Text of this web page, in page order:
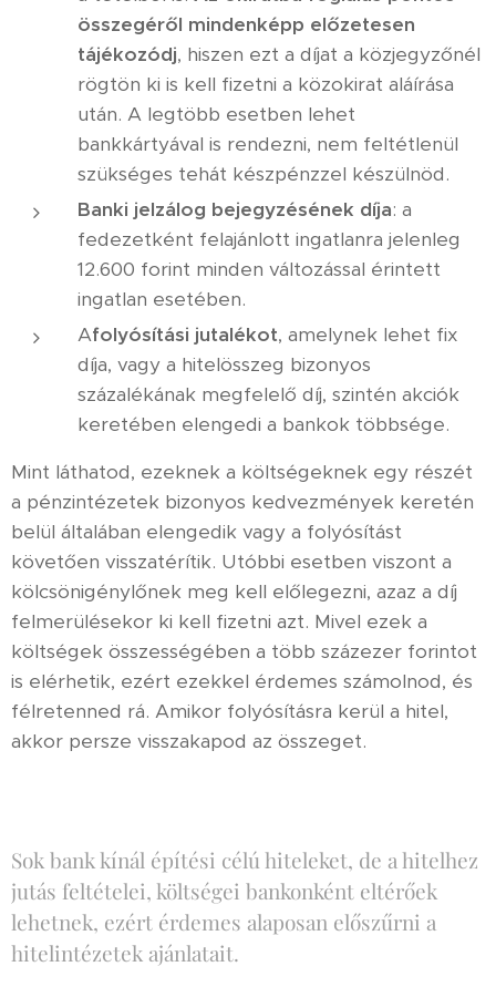
összegéről mindenképp előzetesen
tájékozódj, hiszen ezt a díjat a közjegyzőnél
rögtön ki is kell fizetni a közokirat aláírása
után. A legtöbb esetben lehet
bankkártyával is rendezni, nem feltétlenül
szükséges tehát készpénzzel készülnöd.
Banki jelzálog bejegyzésének díja: a
fedezetként felajánlott ingatlanra jelenleg
12.600 forint minden változással érintett
ingatlan esetében.
Afolyósítási jutalékot, amelynek lehet fix
díja, vagy a hitelösszeg bizonyos
százalékának megfelelő díj, szintén akciók
keretében elengedi a bankok többsége.
Mint láthatod, ezeknek a költségeknek egy részét
a pénzintézetek bizonyos kedvezmények keretén
belül általában elengedik vagy a folyósítást
követően visszatérítik. Utóbbi esetben viszont a
kölcsönigénylőnek meg kell előlegezni, azaz a díj
felmerülésekor ki kell fizetni azt. Mivel ezek a
költségek összességében a több százezer forintot
is elérhetik, ezért ezekkel érdemes számolnod, és
félretenned rá. Amikor folyósításra kerül a hitel,
akkor persze visszakapod az összeget.
Sok bank kínál építési célú hiteleket, de a hitelhez
jutás feltételei, költségei bankonként eltérőek
lehetnek, ezért érdemes alaposan előszűrni a
hitelintézetek ajánlatait.